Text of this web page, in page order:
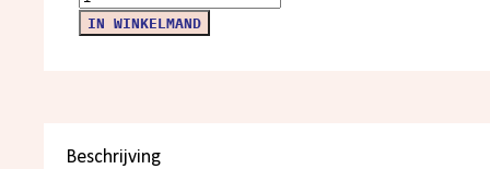
aantal
IN WINKELMAND
Beschrijving